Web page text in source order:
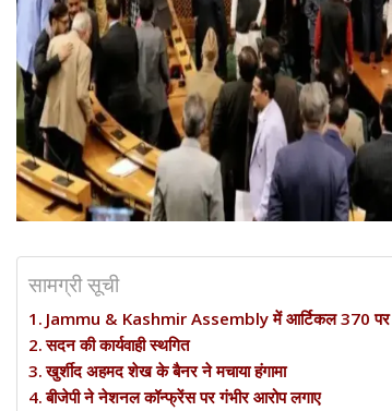
सामग्री सूची
Jammu & Kashmir Assembly में आर्टिकल 370 पर
सदन की कार्यवाही स्थगित
खुर्शीद अहमद शेख के बैनर ने मचाया हंगामा
बीजेपी ने नेशनल कॉन्फ्रेंस पर गंभीर आरोप लगाए